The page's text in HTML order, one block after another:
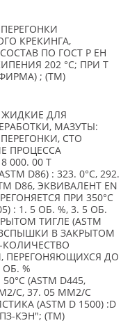
КРЕКИНГА,
ПО ГОСТ Р ЕН
202 °С; ПРИ Т
; (TM)
ДЛЯ
МАЗУТЫ:
СТО
ПРОЦЕССА
000. 00 Т
D86) : 323. 0°С, 292.
D86, ЭКВИВАЛЕНТ EN
ПРИ 350°С
: 1. 5 ОБ. %, 3. 5 ОБ.
ТИГЛЕ (ASTM
ВСПЫШКИ В ЗАКРЫТОМ
-КОЛИЧЕСТВО
ПЕРЕГОНЯЮЩИХСЯ ДО
ОБ. %
(ASTM D445,
С, 37. 05 ММ2/С
(ASTM D 1500) :D
КЭН"; (TM)